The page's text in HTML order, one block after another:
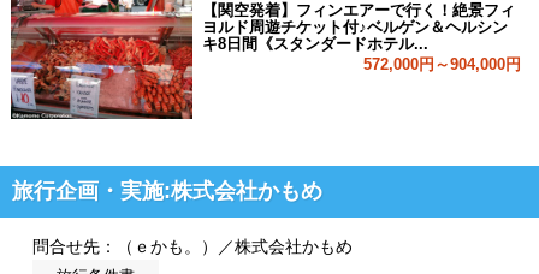
【関空発着】フィンエアーで行く！絶景フィ
ヨルド周遊チケット付♪ベルゲン＆ヘルシン
キ8日間《スタンダードホテル...
572,000円～904,000円
旅行企画・実施:株式会社かもめ
問合せ先：（ｅかも。）／株式会社かもめ